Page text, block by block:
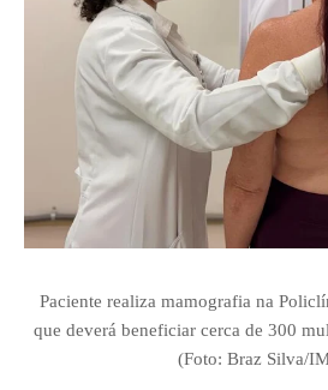
Paciente realiza mamografia na
que deverá beneficiar cerca de 300
(Foto: Braz Silva/